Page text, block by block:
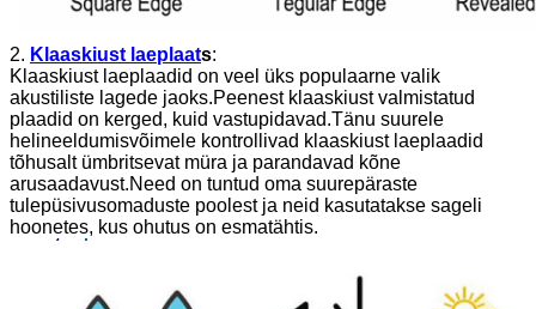
2. Klaaskiust laeplaats:
Klaaskiust laeplaadid on veel üks populaarne valik
akustiliste lagede jaoks.Peenest klaaskiust valmistatud
plaadid on kerged, kuid vastupidavad.Tänu suurele
helineeldumisvõimele kontrollivad klaaskiust laeplaadid
tõhusalt ümbritsevat müra ja parandavad kõne
arusaadavust.Need on tuntud oma suurepäraste
tulepüsivusomaduste poolest ja neid kasutatakse sageli
hoonetes, kus ohutus on esmatähtis.